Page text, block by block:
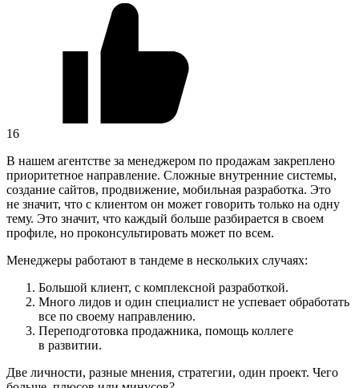
16
В нашем агентстве за менеджером по продажам закреплено
приоритетное направление. Сложные внутренние системы,
создание сайтов, продвижение, мобильная разработка. Это
не значит, что с клиентом он может говорить только на одну
тему. Это значит, что каждый больше разбирается в своем
профиле, но проконсультировать может по всем.
Менеджеры работают в тандеме в нескольких случаях:
Большой клиент, с комплексной разработкой.
Много лидов и один специалист не успевает обработать
все по своему направлению.
Переподготовка продажника, помощь коллеге
в развитии.
Две личности, разные мнения, стратегии, один проект. Чего